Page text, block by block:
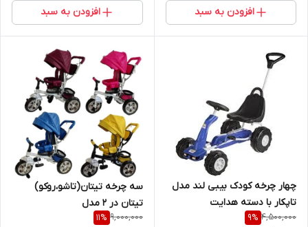
افزودن به سبد افزودن به سبد
چهار چرخه کودک بیبی لند مدل
تاپکار با دسته هدایت
4,500,000
9%
سه چرخه تیتان(تاشو،روکو)
تیتان در ۲ مدل
9,000,000
11%